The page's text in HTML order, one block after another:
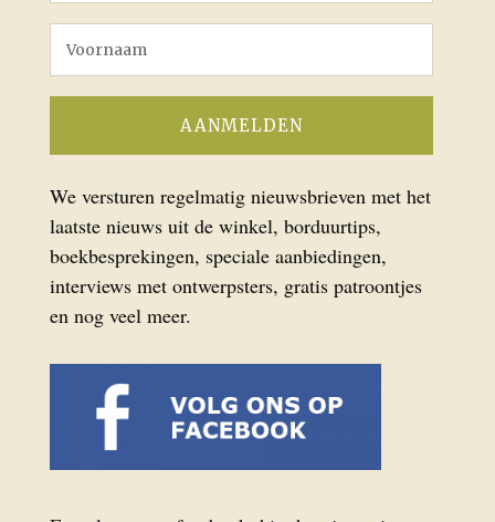
We versturen regelmatig nieuwsbrieven met het
laatste nieuws uit de winkel, borduurtips,
boekbesprekingen, speciale aanbiedingen,
interviews met ontwerpsters, gratis patroontjes
en nog veel meer.